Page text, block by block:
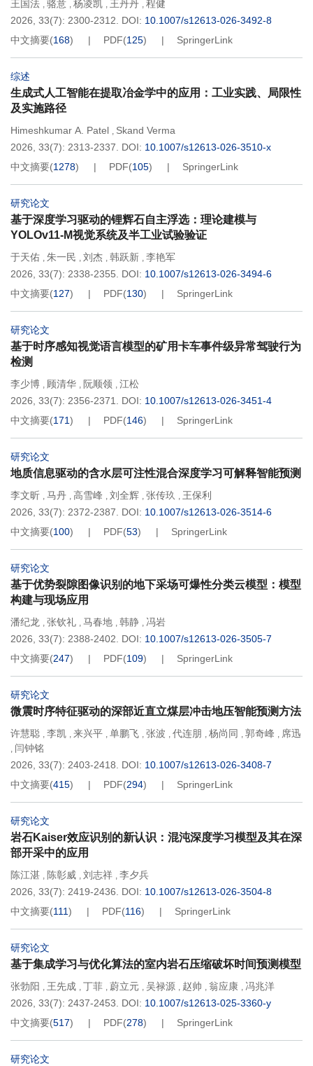
王国法 , 骆意 , 杨凌凯 , 王丹丹 , 程健
2026, 33(7): 2300-2312. DOI: 10.1007/s12613-026-3492-8
中文摘要(168) PDF(125) SpringerLink
综述
生成式人工智能在提取冶金学中的应用：工业实践、局限性
及实施路径
Himeshkumar A. Patel , Skand Verma
2026, 33(7): 2313-2337. DOI: 10.1007/s12613-026-3510-x
中文摘要(1278) PDF(105) SpringerLink
研究论文
基于深度学习驱动的锂辉石自主浮选：理论建模与
YOLOv11-M视觉系统及半工业试验验证
于天佑 , 朱一民 , 刘杰 , 韩跃新 , 李艳军
2026, 33(7): 2338-2355. DOI: 10.1007/s12613-026-3494-6
中文摘要(127) PDF(130) SpringerLink
研究论文
基于时序感知视觉语言模型的矿用卡车事件级异常驾驶行为
检测
李少博 , 顾清华 , 阮顺领 , 江松
2026, 33(7): 2356-2371. DOI: 10.1007/s12613-026-3451-4
中文摘要(171) PDF(146) SpringerLink
研究论文
地质信息驱动的含水层可注性混合深度学习可解释智能预测
李文昕 , 马丹 , 高雪峰 , 刘全辉 , 张传玖 , 王保利
2026, 33(7): 2372-2387. DOI: 10.1007/s12613-026-3514-6
中文摘要(100) PDF(53) SpringerLink
研究论文
基于优势裂隙图像识别的地下采场可爆性分类云模型：模型
构建与现场应用
潘纪龙 , 张钦礼 , 马春地 , 韩静 , 冯岩
2026, 33(7): 2388-2402. DOI: 10.1007/s12613-026-3505-7
中文摘要(247) PDF(109) SpringerLink
研究论文
微震时序特征驱动的深部近直立煤层冲击地压智能预测方法
许慧聪 , 李凯 , 来兴平 , 单鹏飞 , 张波 , 代连朋 , 杨尚同 , 郭奇峰 , 席迅
, 闫钟铭
2026, 33(7): 2403-2418. DOI: 10.1007/s12613-026-3408-7
中文摘要(415) PDF(294) SpringerLink
研究论文
岩石Kaiser效应识别的新认识：混沌深度学习模型及其在深
部开采中的应用
陈江湛 , 陈彰威 , 刘志祥 , 李夕兵
2026, 33(7): 2419-2436. DOI: 10.1007/s12613-026-3504-8
中文摘要(111) PDF(116) SpringerLink
研究论文
基于集成学习与优化算法的室内岩石压缩破坏时间预测模型
张勃阳 , 王先成 , 丁菲 , 蔚立元 , 吴禄源 , 赵帅 , 翁应康 , 冯兆洋
2026, 33(7): 2437-2453. DOI: 10.1007/s12613-025-3360-y
中文摘要(517) PDF(278) SpringerLink
研究论文